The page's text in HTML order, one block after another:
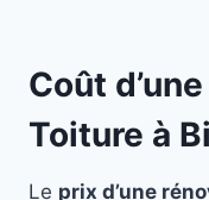
Coût
Toiture à
Le prix d’une